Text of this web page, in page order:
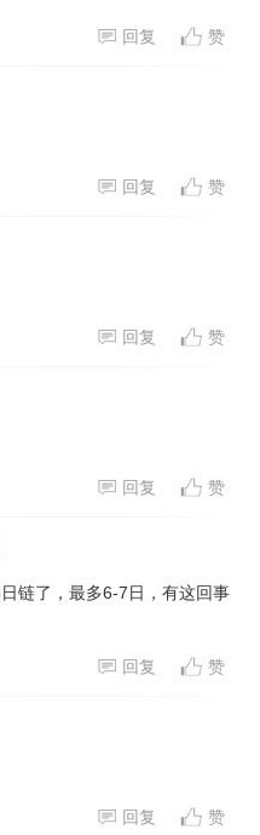
回复 赞
回复 赞
回复 赞
回复 赞
链了，最多6-7日，有这回事
回复 赞
回复 赞